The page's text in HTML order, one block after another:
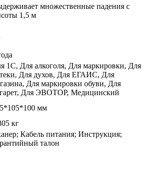
множественные падения с
1,5 м
1С, Для алкоголя, Для маркировки, Для
Для духов, Для ЕГАИС, Для
Для маркировки обуви, Для
Для ЭВОТОР, Медицинский
мм
кг
Кабель питания; Инструкция;
талон